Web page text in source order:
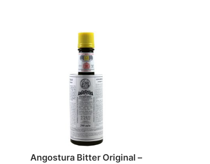
Angostura Bitter Original –